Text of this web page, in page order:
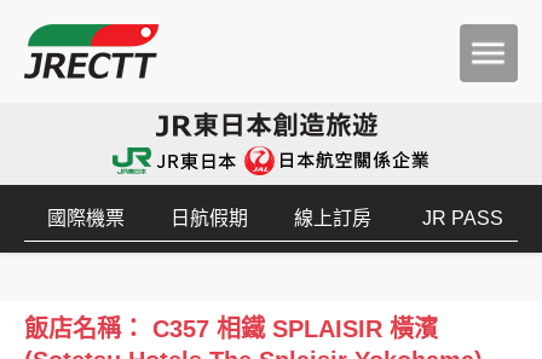
國際機票 日航假期 線上訂房 JR PASS
飯店名稱： C357 相鐵 SPLAISIR 橫濱